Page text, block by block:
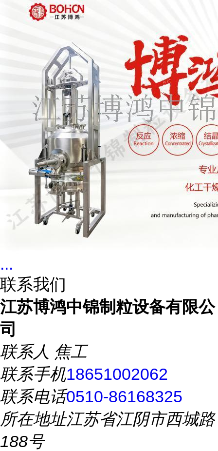
...
联系我们
江苏博鸿中锦制粒设备有限公
司
联系人 焦工
联系手机18651002062
联系电话0510-86168325
所在地址江苏省江阴市西城路
188号